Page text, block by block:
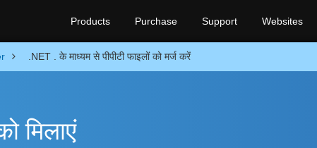
Products Purchase Support Websites
.NET . के माध्यम से पीपीटी फाइलों को मर्ज करें
मिलाएं